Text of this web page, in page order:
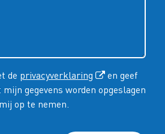
de privacyverklaring
en geef
gegevens worden opgeslagen
op te nemen.